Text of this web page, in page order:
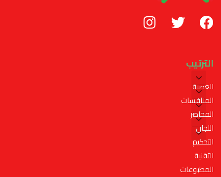
الترتيب
العصبة
المنافسات
المحاضر
اللجان
التحكيم
التقنية
المطبوعات